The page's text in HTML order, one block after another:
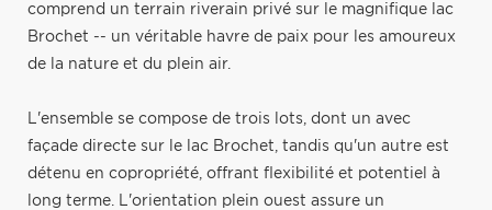
comprend un terrain riverain privé sur le magnifique lac
Brochet -- un véritable havre de paix pour les amoureux
de la nature et du plein air.
L'ensemble se compose de trois lots, dont un avec
façade directe sur le lac Brochet, tandis qu'un autre est
détenu en copropriété, offrant flexibilité et potentiel à
long terme. L'orientation plein ouest assure un